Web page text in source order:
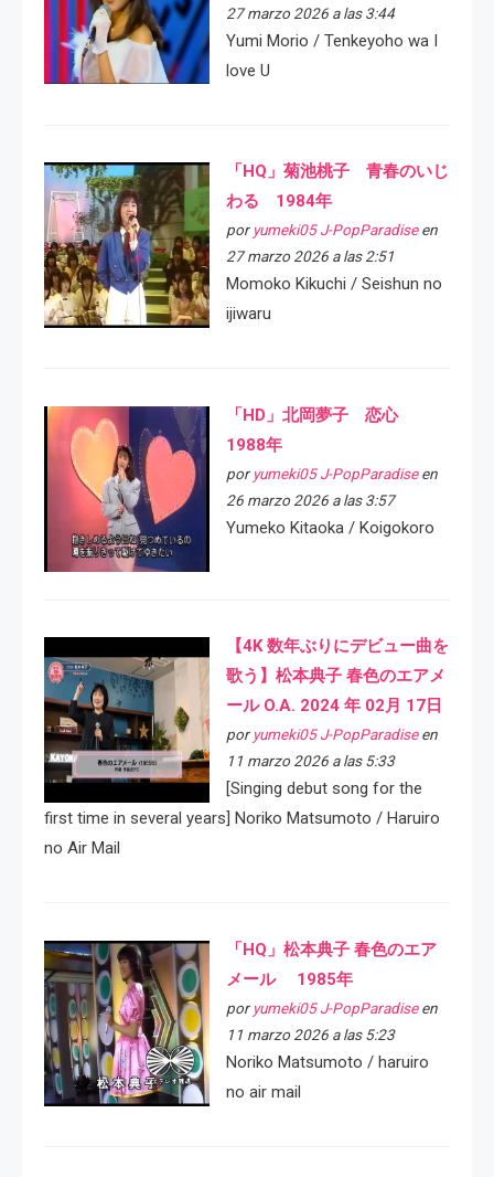
27 marzo 2026 a las 3:44
Yumi Morio / Tenkeyoho wa I
love U
「HQ」菊池桃子 青春のいじ
わる 1984年
por yumeki05 J-PopParadiseen
27 marzo 2026 a las 2:51
Momoko Kikuchi / Seishun no
ijiwaru
「HD」北岡夢子 恋心
1988年
por yumeki05 J-PopParadiseen
26 marzo 2026 a las 3:57
Yumeko Kitaoka / Koigokoro
【4K 数年ぶりにデビュー曲を
歌う】松本典子 春色のエアメ
ール O.A. 2024 年 02月 17日
por yumeki05 J-PopParadiseen
11 marzo 2026 a las 5:33
[Singing debut song for the
first time in several years] Noriko Matsumoto / Haruiro
no Air Mail
「HQ」松本典子 春色のエア
メール 1985年
por yumeki05 J-PopParadiseen
11 marzo 2026 a las 5:23
Noriko Matsumoto / haruiro
no air mail